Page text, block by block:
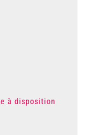
à disposition